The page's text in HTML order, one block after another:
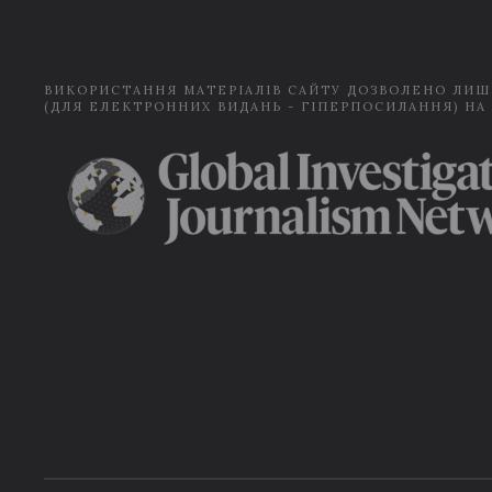
ВИКОРИСТАННЯ МАТЕРІАЛІВ САЙТУ ДОЗВОЛЕНО
(ДЛЯ ЕЛЕКТРОННИХ ВИДАНЬ - ГІПЕРПОСИЛАННЯ) НА